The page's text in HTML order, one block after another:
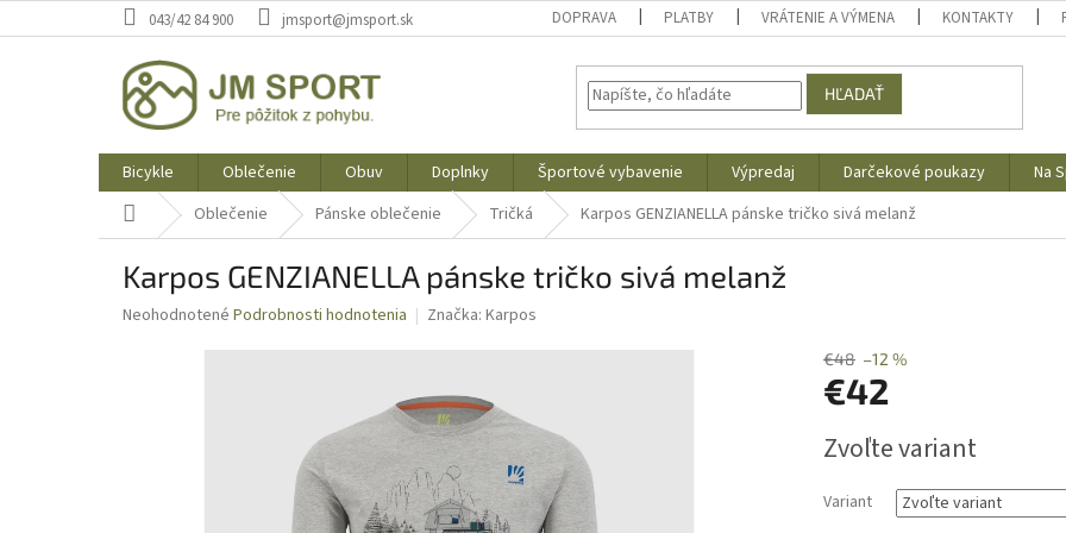
na
043/42 84 900 jmsport@jmsport.sk DOPRAVA PLATBY VRÁTENIE A VÝMENA KONTAKTY
HĽADAŤ
Bicykle Oblečenie Obuv Doplnky Športové vybavenie Výpredaj Darčekové poukazy Na
Domov Oblečenie Pánske oblečenie Tričká Karpos GENZIANELLA pánske tričko sivá melanž
Karpos GENZIANELLA pánske tričko sivá melanž
Priemerné
Neohodnotené Podrobnosti hodnotenia Značka: Karpos
€48 –12 %
€42
cena:
Zvoľte variant
Variant